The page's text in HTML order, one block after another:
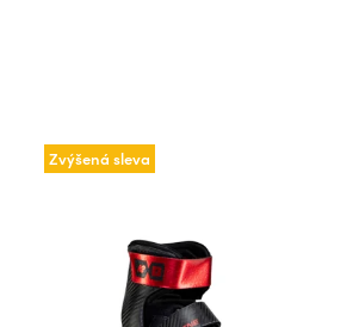
Zvýšená sleva